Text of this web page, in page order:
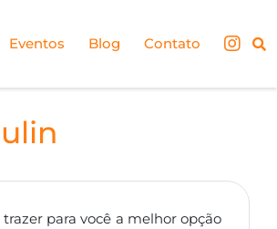
Eventos Blog Contato
para você a melhor opção